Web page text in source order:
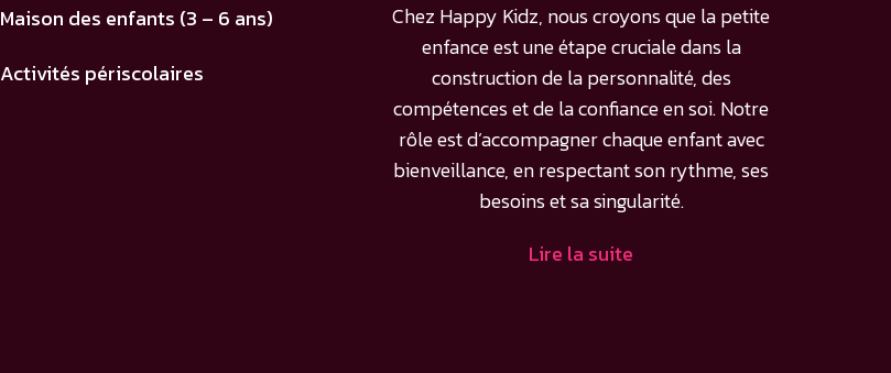
Maison des enfants (3 – 6 ans)
Activités périscolaires
Chez Happy Kidz, nous croyons que la petite
enfance est une étape cruciale dans la
construction de la personnalité, des
compétences et de la confiance en soi. Notre
rôle est d’accompagner chaque enfant avec
bienveillance, en respectant son rythme, ses
besoins et sa singularité.
Lire la suite